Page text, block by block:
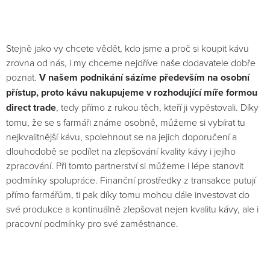
Stejně jako vy chcete vědět, kdo jsme a proč si koupit kávu
zrovna od nás, i my chceme nejdříve naše dodavatele dobře
poznat. V našem podnikání sázíme především na osobní
přístup, proto kávu nakupujeme v rozhodující míře formou
direct trade, tedy přímo z rukou těch, kteří ji vypěstovali. Díky
tomu, že se s farmáři známe osobně, můžeme si vybírat tu
nejkvalitnější kávu, spolehnout se na jejich doporučení a
dlouhodobě se podílet na zlepšování kvality kávy i jejího
zpracování. Při tomto partnerství si můžeme i lépe stanovit
podmínky spolupráce. Finanční prostředky z transakce putují
přímo farmářům, ti pak díky tomu mohou dále investovat do
své produkce a kontinuálně zlepšovat nejen kvalitu kávy, ale i
pracovní podmínky pro své zaměstnance.